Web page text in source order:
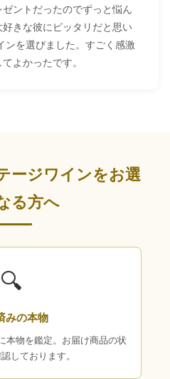
ントだったのでずっと悩ん
きな彼にピッタリだと思い
ンを選びました。すごく感激
よかったです。
ージワインをお選
る方へ
🔍
みの本物
本物を鑑定。お届け商品の状
しております。